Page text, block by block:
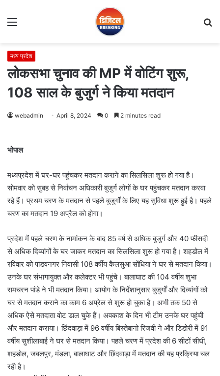
Menu
मध्य प्रदेश
लोकसभा चुनाव की MP में वोटिंग शुरू,
108 साल के बुजुर्ग ने किया मतदान
webadmin April 8, 2024 0 2 minutes read
भोपाल
मध्यप्रदेश में घर-घर पहुंचकर मतदान कराने का सिलसिला शुरू हो गया है।
सोमवार को सुबह से निर्वाचन अधिकारी बुजुर्ग लोगों के घर पहुंचकर मतदान करवा
रहे हैं। प्रथम चरण के मतदान से पहले बुजुर्गों के लिए यह सुविधा शुरू हुई है। पहले
चरण का मतदान 19 अप्रैल को होगा।
प्रदेश में पहले चरण के नामांकन के बाद 85 वर्ष से अधिक बुजुर्ग और 40 फीसदी
से अधिक दिव्यांगों के घर जाकर मतदान का सिलसिला शुरू हो गया है। शहडोल में
रविवार को पांडवनगर निवासी 108 वर्षीय कैलसुआ सोंधिया ने घर से मतदान किया।
उनके घर संभागायुक्त और कलेक्टर भी पहुंचे। बालाघाट की 104 वर्षीय शुभा
रामचरन पांडे ने भी मतदान किया। आयोग के निर्देशानुसार बुजुर्गों और दिव्यांगों को
घर से मतदान कराने का काम 6 अप्रेल से शुरू हो चुका है। अभी तक 50 से
अधिक ऐसे मतदाता वोट डाल चुके हैं। अवकाश के दिन भी टीम उनके घर पहुंची
और मतदान कराया। छिंदवाड़ा में 96 वर्षीय बिस्तेबानो रिजवी ने और डिंडोरी में 91
वर्षीय सुशीलाबाई ने घर से मतदान किया। पहले चरण में प्रदेश की 6 सीटों सीधी,
शहडोल, जबलपुर, मंडला, बालाघाट और छिंदवाड़ा में मतदान की यह प्रक्रिया चल
रही है।